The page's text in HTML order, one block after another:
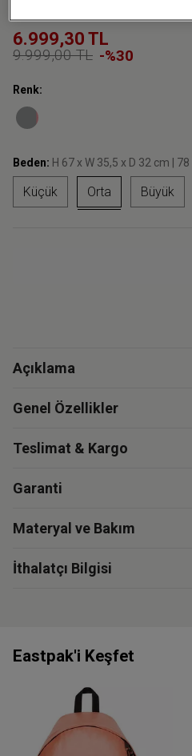
6.999,30 TL
9.999,00 TL -%30
Renk:
Beden: H 67 x W 35,5 x D 32 cm | 78 L
Küçük Orta Büyük
Açıklama
Genel Özellikler
Teslimat & Kargo
Garanti
Materyal ve Bakım
İthalatçı Bilgisi
Eastpak'i Keşfet